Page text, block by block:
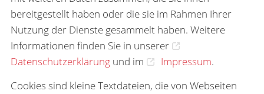
bereitgestellt haben oder die sie im Rahmen Ihrer
Nutzung der Dienste gesammelt haben. Weitere
Informationen finden Sie in unserer
Datenschutzerklärungund im Impressum.
Cookies sind kleine Textdateien, die von Webseiten